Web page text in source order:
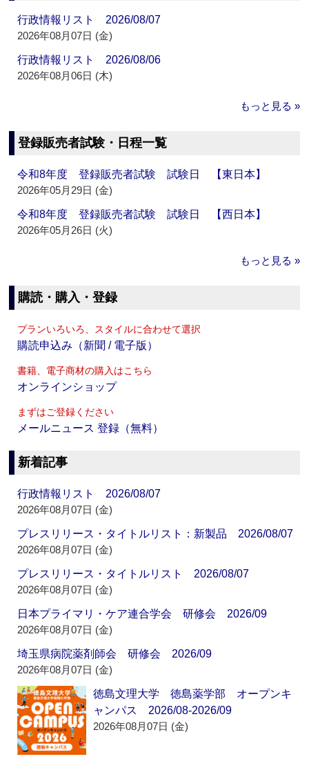
行政情報リスト 2026/08/07
2026年08月07日 (金)
行政情報リスト 2026/08/06
2026年08月06日 (木)
もっと見る »
登録販売者試験・日程一覧
令和8年度 登録販売者試験 試験日 【東日本】
2026年05月29日 (金)
令和8年度 登録販売者試験 試験日 【西日本】
2026年05月26日 (火)
もっと見る »
購読・購入・登録
プランいろいろ、スタイルに合わせて選択
購読申込み（新聞 / 電子版）
書籍、電子商材の購入はこちら
オンラインショップ
まずはご登録ください
メールニュース 登録（無料）
新着記事
行政情報リスト 2026/08/07
2026年08月07日 (金)
プレスリリース・タイトルリスト：新製品 2026/08/07
2026年08月07日 (金)
プレスリリース・タイトルリスト 2026/08/07
2026年08月07日 (金)
日本プライマリ・ケア連合学会 研修会 2026/09
2026年08月07日 (金)
埼玉県病院薬剤師会 研修会 2026/09
2026年08月07日 (金)
徳島文理大学 徳島薬学部 オープンキ
ャンパス 2026/08-2026/09
2026年08月07日 (金)